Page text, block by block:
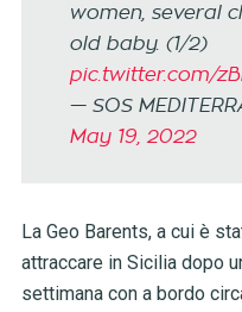
women, several
old baby. (1/2)
pic.twitter.com/
— SOS
May 19, 2022
La Geo Barents, a cui è
attraccare in Sicilia dopo
settimana con a bordo